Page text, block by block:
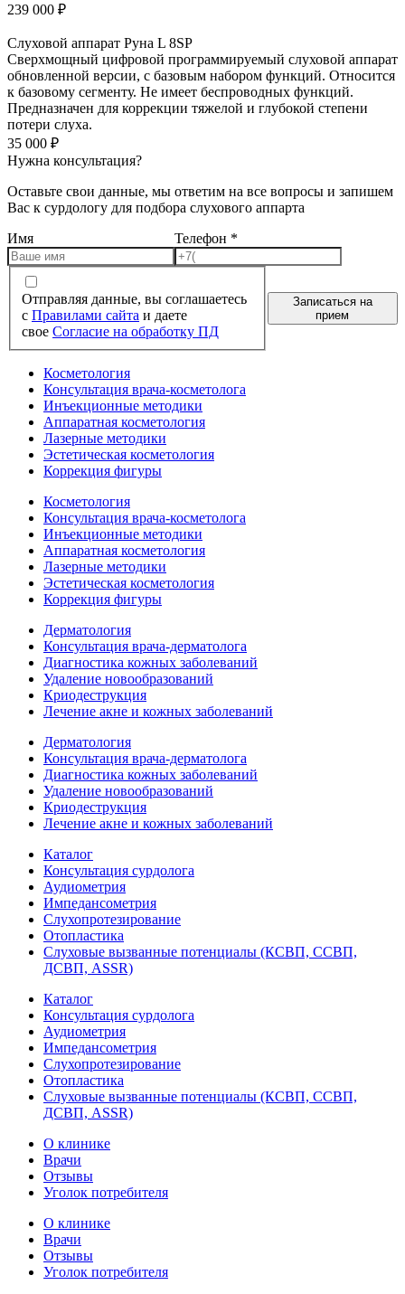
239 000 ₽
Слуховой аппарат Руна L 8SP
Сверхмощный цифровой программируемый слуховой аппарат
обновленной версии, с базовым набором функций. Относится
к базовому сегменту. Не имеет беспроводных функций.
Предназначен для коррекции тяжелой и глубокой степени
потери слуха.
35 000 ₽
Нужна консультация?
Оставьте свои данные, мы ответим на все вопросы и запишем
Вас к сурдологу для подбора слухового аппарта
Имя
Телефон *
Отправляя данные, вы соглашаетесь
с Правилами сайта и даете
свое Согласие на обработку ПД
Записаться на
прием
Косметология
Консультация врача-косметолога
Инъекционные методики
Аппаратная косметология
Лазерные методики
Эстетическая косметология
Коррекция фигуры
Косметология
Консультация врача-косметолога
Инъекционные методики
Аппаратная косметология
Лазерные методики
Эстетическая косметология
Коррекция фигуры
Дерматология
Консультация врача-дерматолога
Диагностика кожных заболеваний
Удаление новообразований
Криодеструкция
Лечение акне и кожных заболеваний
Дерматология
Консультация врача-дерматолога
Диагностика кожных заболеваний
Удаление новообразований
Криодеструкция
Лечение акне и кожных заболеваний
Каталог
Консультация сурдолога
Аудиометрия
Импедансометрия
Слухопротезирование
Отопластика
Слуховые вызванные потенциалы (КСВП, ССВП,
ДСВП, ASSR)
Каталог
Консультация сурдолога
Аудиометрия
Импедансометрия
Слухопротезирование
Отопластика
Слуховые вызванные потенциалы (КСВП, ССВП,
ДСВП, ASSR)
О клинике
Врачи
Отзывы
Уголок потребителя
О клинике
Врачи
Отзывы
Уголок потребителя